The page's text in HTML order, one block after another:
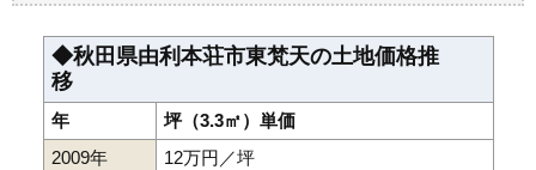
◆秋田県由利本荘市東梵天の土地価格推
移
年
坪（3.3㎡）単価
2009年
12万円／坪